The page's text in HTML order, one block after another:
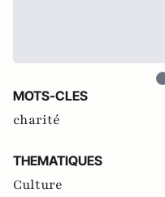
MOTS-CLES
charité
THEMATIQUES
Culture